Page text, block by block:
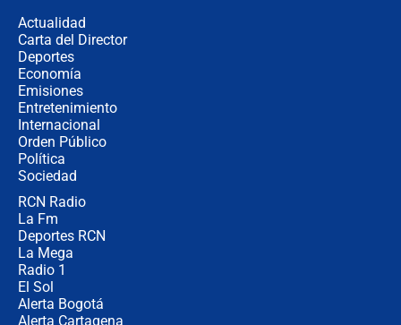
Actualidad
Carta del Director
Deportes
Economía
Emisiones
Entretenimiento
Internacional
Orden Público
Política
Sociedad
RCN Radio
La Fm
Deportes RCN
La Mega
Radio 1
El Sol
Alerta Bogotá
Alerta Cartagena